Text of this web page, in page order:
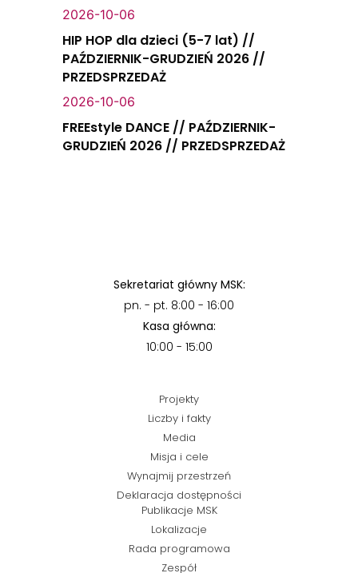
2026-10-06
HIP HOP dla dzieci (5-7 lat) //
PAŹDZIERNIK-GRUDZIEŃ 2026 //
PRZEDSPRZEDAŻ
2026-10-06
FREEstyle DANCE // PAŹDZIERNIK-
GRUDZIEŃ 2026 // PRZEDSPRZEDAŻ
Sekretariat główny MSK:
pn. - pt. 8:00 - 16:00
Kasa główna:
10:00 - 15:00
Projekty
Liczby i fakty
Media
Misja i cele
Wynajmij przestrzeń
Deklaracja dostępności
Publikacje MSK
Lokalizacje
Rada programowa
Zespół